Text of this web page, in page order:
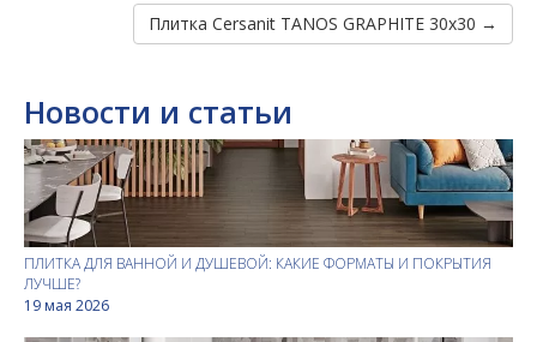
Плитка Cersanit TANOS GRAPHITE 30x30 →
Новости и статьи
ПЛИТКА ДЛЯ ВАННОЙ И ДУШЕВОЙ: КАКИЕ ФОРМАТЫ И ПОКРЫТИЯ
ЛУЧШЕ?
19 мая 2026